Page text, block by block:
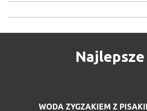
Najlepsze
WODA ZYGZAKIEM Z